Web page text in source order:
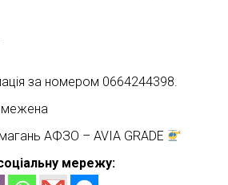
за номером 0664244398.
АФЗО – AVIA GRADE
мережу: